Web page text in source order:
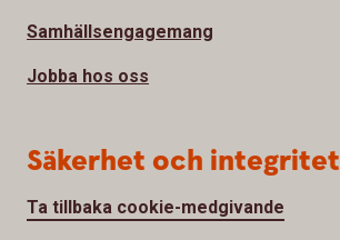
Samhällsengagemang
Jobba hos oss
Säkerhet och integritet
Ta tillbaka cookie-medgivande